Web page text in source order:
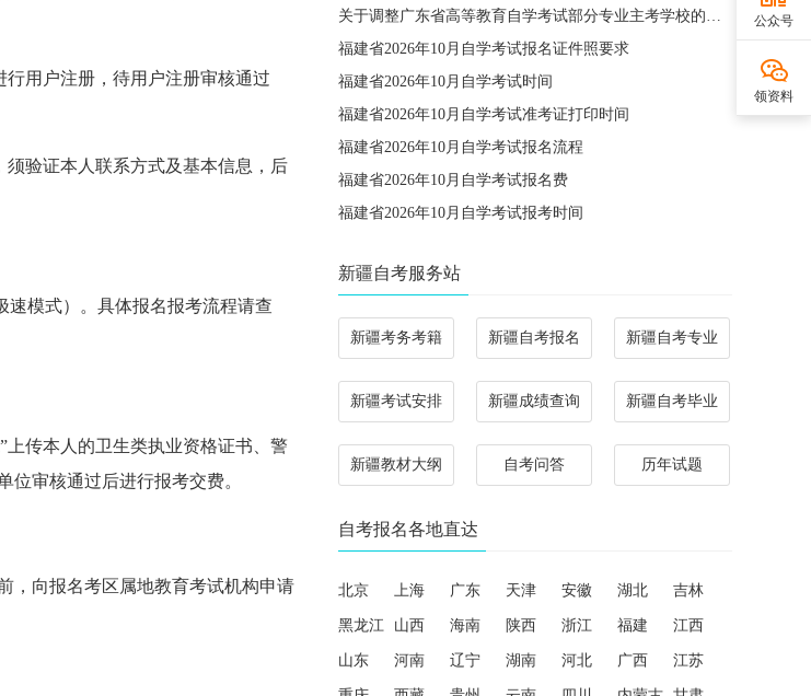
用户注册，待用户注册审核通过
须验证本人联系方式及基本信息，后
速模式）。具体报名报考流程请查
上传本人的卫生类执业资格证书、警
审核通过后进行报考交费。
，向报名考区属地教育考试机构申请
关于调整广东省高等教育自学考试部分专业主考学校的通知
福建省2026年10月自学考试报名证件照要求
福建省2026年10月自学考试时间
福建省2026年10月自学考试准考证打印时间
福建省2026年10月自学考试报名流程
福建省2026年10月自学考试报名费
福建省2026年10月自学考试报考时间
新疆自考服务站
新疆考务考籍 新疆自考报名 新疆自考专业
新疆考试安排 新疆成绩查询 新疆自考毕业
新疆教材大纲 自考问答 历年试题
自考报名各地直达
北京 上海 广东 天津 安徽 湖北 吉林
黑龙江 山西 海南 陕西 浙江 福建 江西
山东 河南 辽宁 湖南 河北 广西 江苏
公众号
领资料